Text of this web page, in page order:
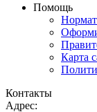
Помощь
Карта
Контакты
Адрес: